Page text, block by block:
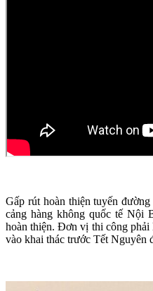
Gấp rút hoàn thiện tuyến
cảng hàng không quốc tế Nội
hoàn thiện. Đơn vị thi công phải
vào khai thác trước Tết Nguyên